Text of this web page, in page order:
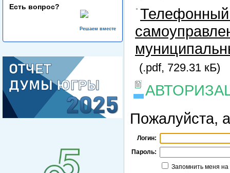
Есть вопрос?
Решаем вместе
Телефонный
(.pdf, 729.31 кБ)
Пожалуйста,
Логин:
Пароль:
Запомнить меня